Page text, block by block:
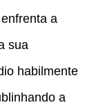
a
sua
habilmente
a